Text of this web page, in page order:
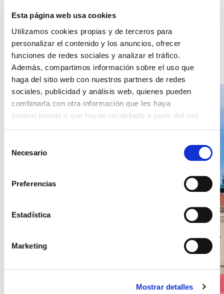
Esta página web usa cookies
Utilizamos cookies propias y de terceros para
personalizar el contenido y los anuncios, ofrecer
funciones de redes sociales y analizar el tráfico.
Además, compartimos información sobre el uso que
haga del sitio web con nuestros partners de redes
sociales, publicidad y análisis web, quienes pueden
combinarla con otra información que les haya
proporcionado o que hayan recopilado a partir del uso
Necesario
Preferencias
Estadística
Marketing
Mostrar detalles
La Leyenda de Mendelssohn -
La escultura del Rudolfinum